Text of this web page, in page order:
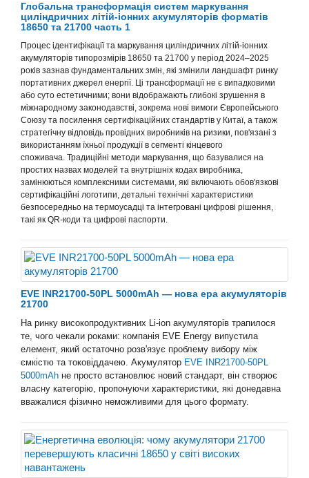
Глобальна трансформація систем маркування
циліндричних літій-іонних акумуляторів форматів
18650 та 21700 часть 1
Процес ідентифікації та маркування циліндричних літій-іонних
акумуляторів типорозмірів 18650 та 21700 у період 2024–2025
років зазнав фундаментальних змін, які змінили ландшафт ринку
портативних джерел енергії. Ці трансформації не є випадковими
або суто естетичними; вони відображають глибокі зрушення в
міжнародному законодавстві, зокрема нові вимоги Європейського
Союзу та посилення сертифікаційних стандартів у Китаї, а також
стратегічну відповідь провідних виробників на ризики, пов'язані з
використанням їхньої продукції в сегменті кінцевого
споживача. Традиційні методи маркування, що базувалися на
простих назвах моделей та внутрішніх кодах виробника,
замінюються комплексними системами, які включають обов'язкові
сертифікаційні логотипи, детальні технічні характеристики
безпосередньо на термоусадці та інтегровані цифрові рішення,
такі як QR-коди та цифрові паспорти.
EVE INR21700-50PL 5000mAh — нова ера акумуляторів
21700
На ринку високопродуктивних Li-ion акумуляторів трапилося
те, чого чекали роками: компанія EVE Energy випустила
елемент, який остаточно розв'язує проблему вибору між
ємкістю та токовіддачею. Акумулятор EVE INR21700-50PL
5000mAh не просто встановлює новий стандарт, він створює
власну категорію, пропонуючи характеристики, які донедавна
вважалися фізично неможливими для цього формату.